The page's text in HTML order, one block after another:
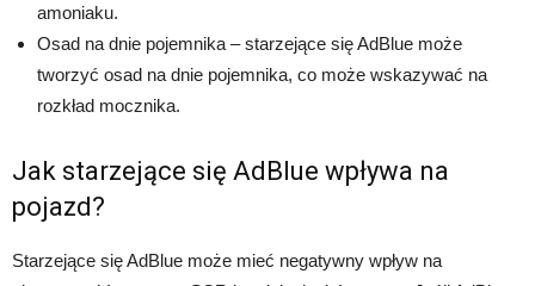
amoniaku.
Osad na dnie pojemnika – starzejące się AdBlue może
tworzyć osad na dnie pojemnika, co może wskazywać na
rozkład mocznika.
Jak starzejące się AdBlue wpływa na
pojazd?
Starzejące się AdBlue może mieć negatywny wpływ na